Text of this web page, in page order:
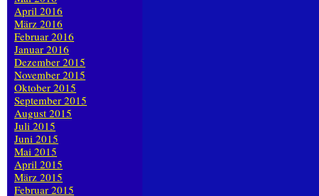
April 2016
März 2016
Februar 2016
Januar 2016
Dezember 2015
November 2015
Oktober 2015
September 2015
August 2015
Juli 2015
Juni 2015
Mai 2015
April 2015
März 2015
Februar 2015